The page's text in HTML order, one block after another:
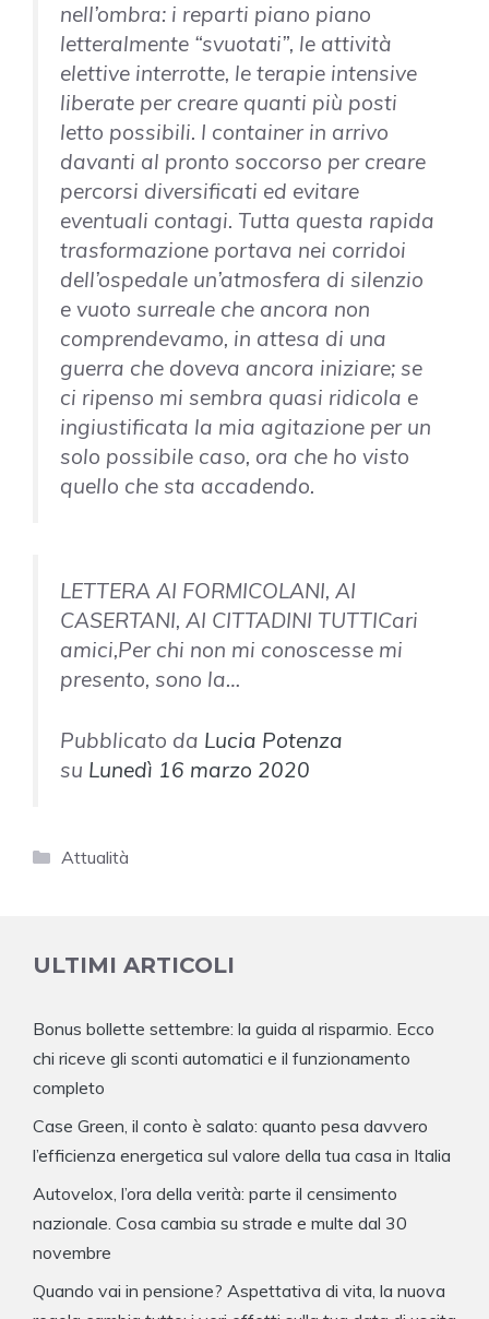
nell’ombra: i reparti piano piano
letteralmente “svuotati”, le attività
elettive interrotte, le terapie intensive
liberate per creare quanti più posti
letto possibili. I container in arrivo
davanti al pronto soccorso per creare
percorsi diversificati ed evitare
eventuali contagi. Tutta questa rapida
trasformazione portava nei corridoi
dell’ospedale un’atmosfera di silenzio
e vuoto surreale che ancora non
comprendevamo, in attesa di una
guerra che doveva ancora iniziare; se
ci ripenso mi sembra quasi ridicola e
ingiustificata la mia agitazione per un
solo possibile caso, ora che ho visto
quello che sta accadendo.
LETTERA AI FORMICOLANI, AI
CASERTANI, AI CITTADINI TUTTICari
amici,Per chi non mi conoscesse mi
presento, sono la…
Pubblicato da Lucia Potenza
su Lunedì 16 marzo 2020
Categorie
Attualità
ULTIMI ARTICOLI
Bonus bollette settembre: la guida al risparmio. Ecco
chi riceve gli sconti automatici e il funzionamento
completo
Case Green, il conto è salato: quanto pesa davvero
l’efficienza energetica sul valore della tua casa in Italia
Autovelox, l’ora della verità: parte il censimento
nazionale. Cosa cambia su strade e multe dal 30
novembre
Quando vai in pensione? Aspettativa di vita, la nuova